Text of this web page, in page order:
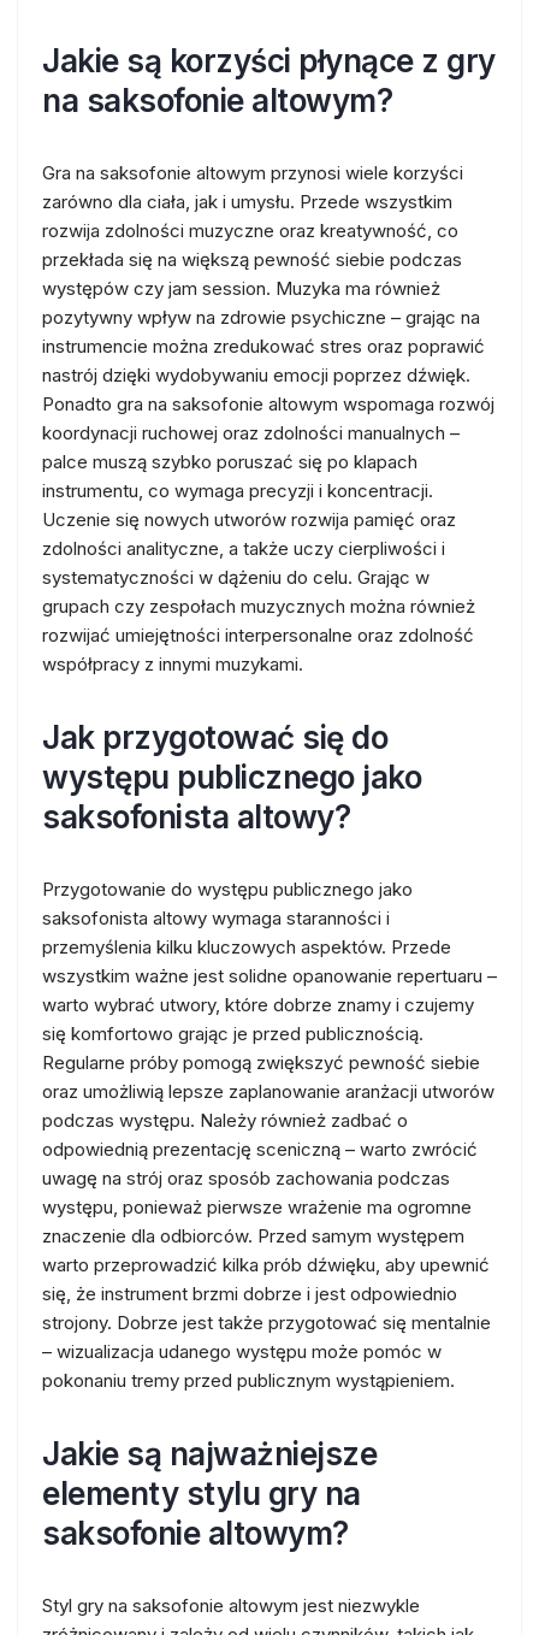
Jakie są korzyści płynące z gry
na saksofonie altowym?
Gra na saksofonie altowym przynosi wiele korzyści
zarówno dla ciała, jak i umysłu. Przede wszystkim
rozwija zdolności muzyczne oraz kreatywność, co
przekłada się na większą pewność siebie podczas
występów czy jam session. Muzyka ma również
pozytywny wpływ na zdrowie psychiczne – grając na
instrumencie można zredukować stres oraz poprawić
nastrój dzięki wydobywaniu emocji poprzez dźwięk.
Ponadto gra na saksofonie altowym wspomaga rozwój
koordynacji ruchowej oraz zdolności manualnych –
palce muszą szybko poruszać się po klapach
instrumentu, co wymaga precyzji i koncentracji.
Uczenie się nowych utworów rozwija pamięć oraz
zdolności analityczne, a także uczy cierpliwości i
systematyczności w dążeniu do celu. Grając w
grupach czy zespołach muzycznych można również
rozwijać umiejętności interpersonalne oraz zdolność
współpracy z innymi muzykami.
Jak przygotować się do
występu publicznego jako
saksofonista altowy?
Przygotowanie do występu publicznego jako
saksofonista altowy wymaga staranności i
przemyślenia kilku kluczowych aspektów. Przede
wszystkim ważne jest solidne opanowanie repertuaru –
warto wybrać utwory, które dobrze znamy i czujemy
się komfortowo grając je przed publicznością.
Regularne próby pomogą zwiększyć pewność siebie
oraz umożliwią lepsze zaplanowanie aranżacji utworów
podczas występu. Należy również zadbać o
odpowiednią prezentację sceniczną – warto zwrócić
uwagę na strój oraz sposób zachowania podczas
występu, ponieważ pierwsze wrażenie ma ogromne
znaczenie dla odbiorców. Przed samym występem
warto przeprowadzić kilka prób dźwięku, aby upewnić
się, że instrument brzmi dobrze i jest odpowiednio
strojony. Dobrze jest także przygotować się mentalnie
– wizualizacja udanego występu może pomóc w
pokonaniu tremy przed publicznym wystąpieniem.
Jakie są najważniejsze
elementy stylu gry na
saksofonie altowym?
Styl gry na saksofonie altowym jest niezwykle